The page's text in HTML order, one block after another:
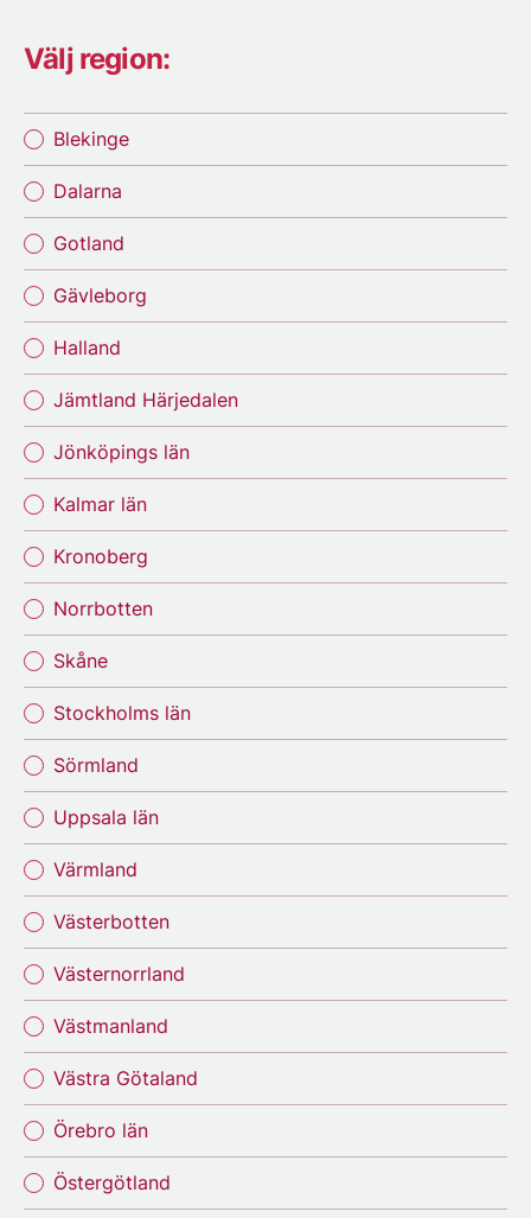
Välj region:
Blekinge
Dalarna
Gotland
Gävleborg
Halland
Jämtland Härjedalen
Jönköpings län
Kalmar län
Kronoberg
Norrbotten
Skåne
Stockholms län
Sörmland
Uppsala län
Värmland
Västerbotten
Västernorrland
Västmanland
Västra Götaland
Örebro län
Östergötland